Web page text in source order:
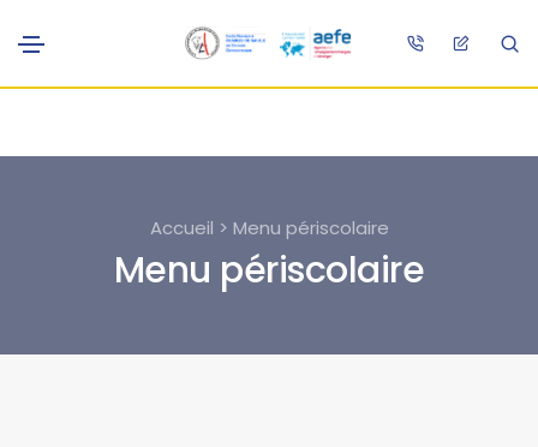
Accueil > Menu périscolaire
Menu périscolaire